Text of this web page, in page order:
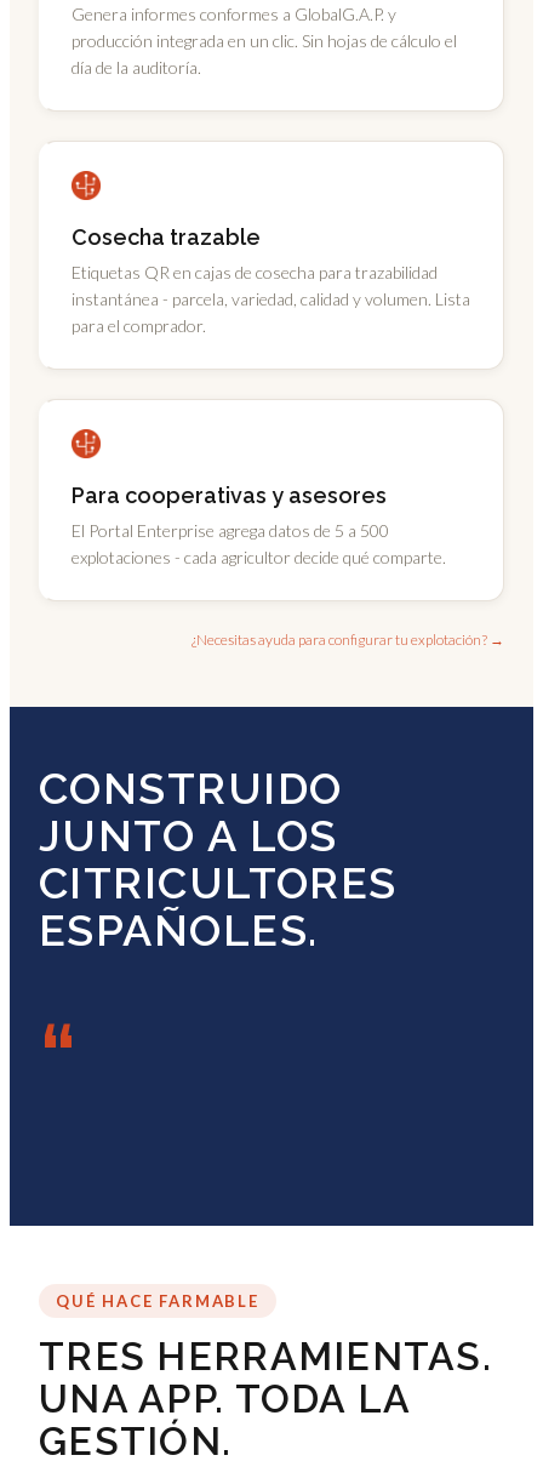
Genera informes conformes a GlobalG.A.P. y
producción integrada en un clic. Sin hojas de cálculo el
día de la auditoría.
Cosecha trazable
Etiquetas QR en cajas de cosecha para trazabilidad
instantánea - parcela, variedad, calidad y volumen. Lista
para el comprador.
Para cooperativas y asesores
El Portal Enterprise agrega datos de 5 a 500
explotaciones - cada agricultor decide qué comparte.
¿Necesitas ayuda para configurar tu explotación? →
CONSTRUIDO
JUNTO A LOS
CITRICULTORES
ESPAÑOLES.
“
QUÉ HACE FARMABLE
TRES HERRAMIENTAS.
UNA APP. TODA LA
GESTIÓN.